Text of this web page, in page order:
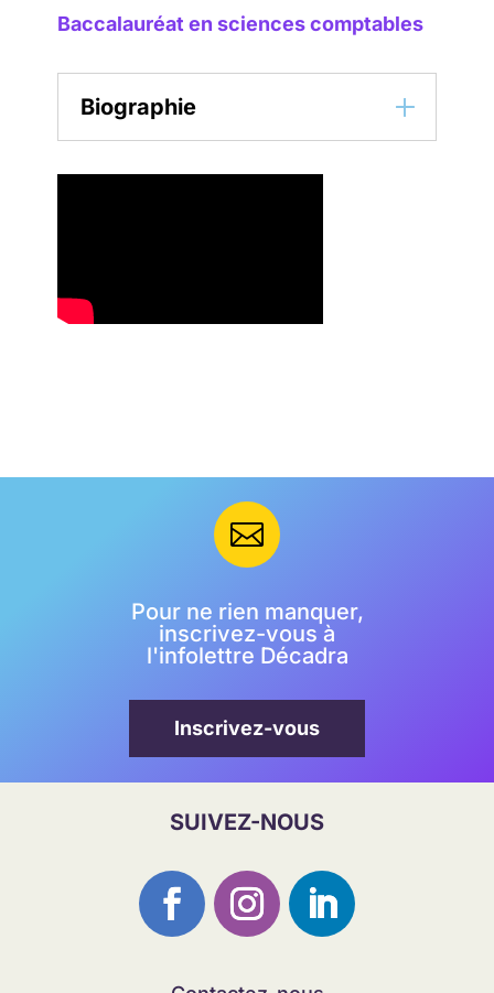
Baccalauréat en sciences comptables
Biographie

Pour ne rien manquer,
inscrivez-vous à
l'infolettre Décadra
Inscrivez-vous
SUIVEZ-NOUS